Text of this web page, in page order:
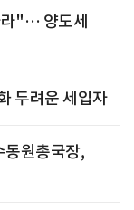
라"… 양도세
두려운 세입자
동원총국장,